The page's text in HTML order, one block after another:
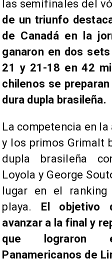
las semifinales del
de un triunfo
de Canadá en la
ganaron en dos
21 y 21-18 en 42
chilenos se
dura dupla brasileña.
La competencia en
y los primos Grimalt
dupla brasileña
Loyola y George
lugar en el
playa. El objetivo
avanzar a la final y
que lograron
Panamericanos de